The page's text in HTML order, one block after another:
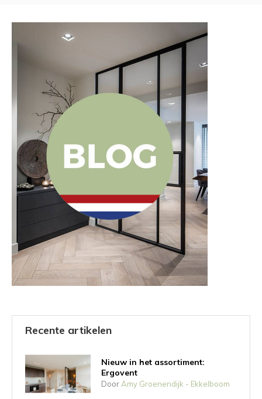
Recente artikelen
Nieuw in het assortiment:
Ergovent
Door Amy Groenendijk - Ekkelboom